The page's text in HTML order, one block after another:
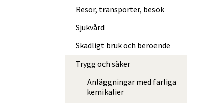
Resor, transporter, besök
Sjukvård
Skadligt bruk och beroende
Trygg och säker
Anläggningar med farliga
kemikalier